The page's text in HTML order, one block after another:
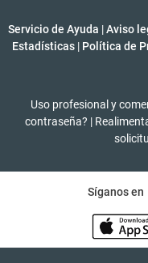
Servicio de Ayuda |Aviso
Estadísticas | Política de
Uso profesional y
contraseña? |
Síganos en